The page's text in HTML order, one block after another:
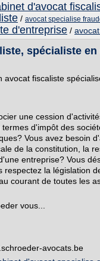
d'avocat
/ avocat specialise
d'entreprise /
spécialiste en
avocat fiscaliste
une cession
termes d'impôt des
Vous avez besoin
de la constitution, la
entreprise? Vous
respectez la législation
courant de toutes les
vous...
avocats.be